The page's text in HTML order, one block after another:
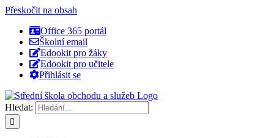
Přeskočit na obsah
Office 365 portál
Školní email
Edookit pro žáky
Edookit pro učitele
Přihlásit se
Hledat: